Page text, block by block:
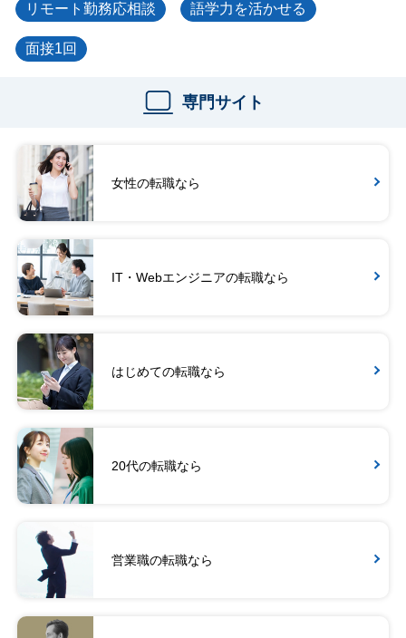
リモート勤務応相談 語学力を活かせる
面接1回
専門サイト
女性の転職なら
IT・Webエンジニアの転職なら
はじめての転職なら
20代の転職なら
営業職の転職なら